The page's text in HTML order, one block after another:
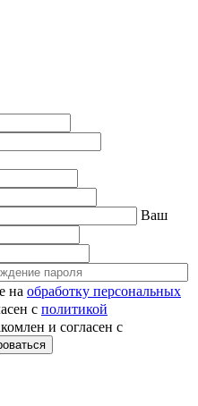
Ваш
на обработку персональных
с политикой
и согласен с